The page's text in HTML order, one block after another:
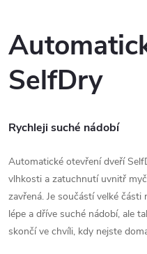
SelfDry
Rychleji suché nádobí
Automatické otevření dveří
vlhkosti a zatuchnutí uvnitř
zavřená. Je součástí velké
lépe a dříve suché nádobí, ale
skončí ve chvíli, kdy nejste